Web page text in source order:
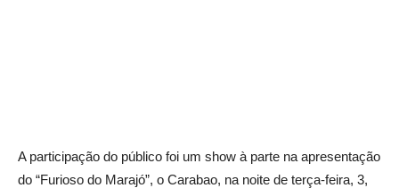
A participação do público foi um show à parte na apresentação
do “Furioso do Marajó”, o Carabao, na noite de terça-feira, 3,